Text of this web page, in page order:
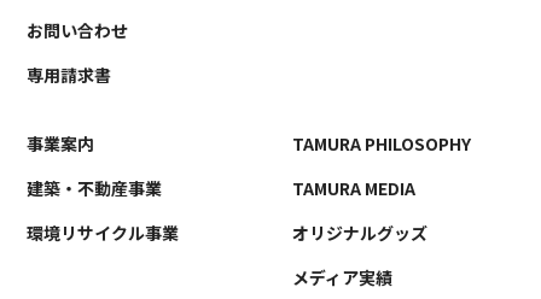
お問い合わせ
専用請求書
事業案内
建築・不動産事業
環境リサイクル事業
TAMURA PHILOSOPHY
TAMURA MEDIA
オリジナルグッズ
メディア実績